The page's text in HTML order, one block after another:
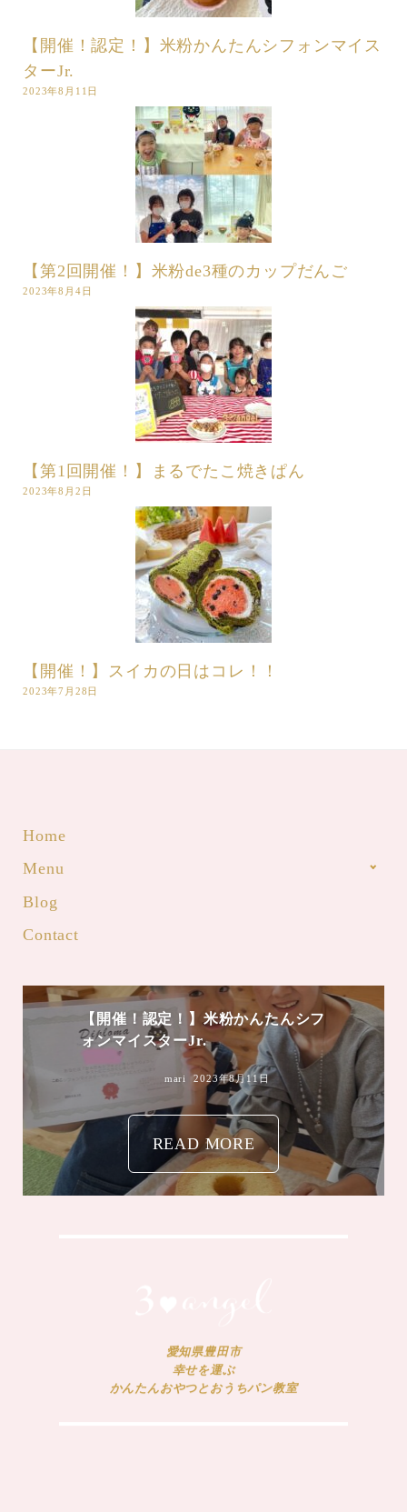
【開催！認定！】米粉かんたんシフォンマイス
ターJr.
2023年8月11日
【第2回開催！】米粉de3種のカップだんご
2023年8月4日
【第1回開催！】まるでたこ焼きぱん
2023年8月2日
【開催！】スイカの日はコレ！！
2023年7月28日
Home
Menu
Blog
Contact
【開催！認定！】米粉かんたんシフ
ォンマイスターJr.
mari 2023年8月11日
READ MORE
愛知県豊田市
幸せを運ぶ
かんたんおやつとおうちパン教室